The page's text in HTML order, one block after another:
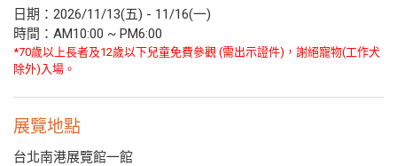
日期：2026/11/13(五) - 11/16(一)
時間：AM10:00 ~ PM6:00
*70歲以上長者及12歲以下兒童免費參觀 (需出示證件)，謝絕寵物(工作犬
除外)入場。
展覽地點
台北南港展覽館一館